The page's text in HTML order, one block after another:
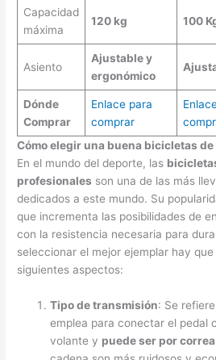
Capacidad
máxima
120 kg 100
Asiento
Ajustable y
ergonómico
Dónde
Comprar
Enlace para
comprar
Cómo elegir una buena bicicletas
En el mundo del deporte, las
profesionales son una de las más
dedicados a este mundo. Su
que incrementa las posibilidades de
con la resistencia necesaria para
seleccionar el mejor ejemplar hay
siguientes aspectos:
Tipo de transmisión: Se
emplea para conectar el pedal
volante y puede ser por